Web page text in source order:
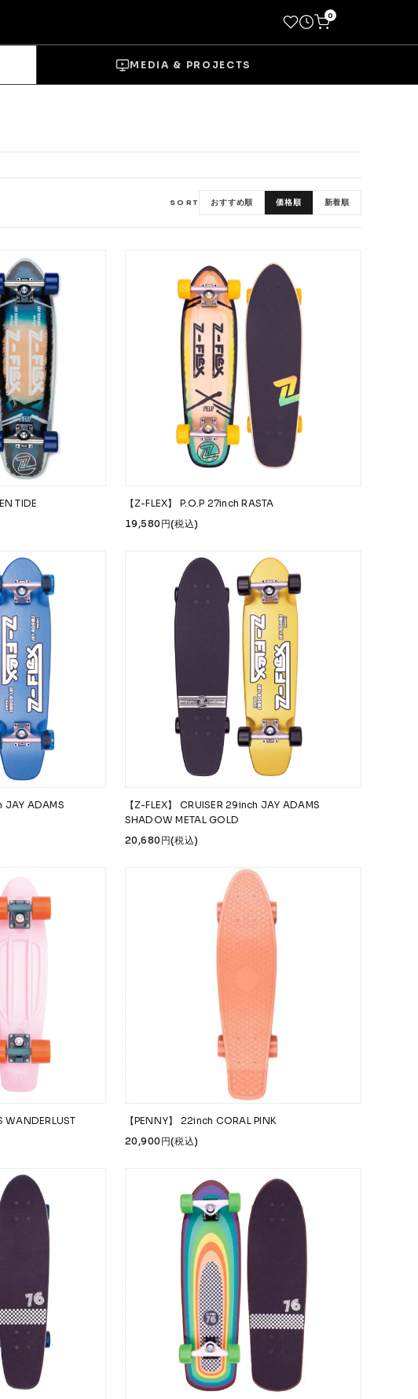
0
Safety Gear
Pro Shop CUSTOM CHROME INDUSTRIES
Tec DENIS oddCIRKUS
BONES Various Brands Vintage
MEDIA & PROJECTS
SORT おすすめ順 価格順 新着順
TIDE
【Z-FLEX】 P.O.P 27inch RASTA
19,580円(税込)
JAY ADAMS
【Z-FLEX】 CRUISER 29inch JAY ADAMS
SHADOW METAL GOLD
20,680円(税込)
WANDERLUST
【PENNY】 22inch CORAL PINK
20,900円(税込)